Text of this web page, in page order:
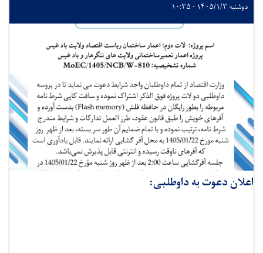
دوشنبه ۱۴۰۵/۱/۳ - ۱۰:۳۵
اعلان دعوت به داوطلبی: